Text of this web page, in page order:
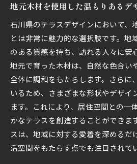
風土を活かした防風林の
地域の生態系を守るため
石川県野々市市で心地よさを
ン
リラックスできる家具の
虫対策と快適性を両立さ
プライバシーを守るフェ
音響を考慮した静かで落
地元の食材を使ったアウ
家族が集う暖かい雰囲気
地元木材を使用した温もりあるデ
石川県のテラスデザインにおいて、
とは非常に魅力的な選択肢です。地
のある質感を持ち、訪れる人々に安
地元で育った木材は、自然な色合い
全体に調和をもたらします。さらに
いるため、さまざまな形状やデザイ
ます。これにより、居住空間との一
かなテラスを創造することができま
スは、地域に対する愛着を深めるだ
活空間をもたらす点でも注目されて